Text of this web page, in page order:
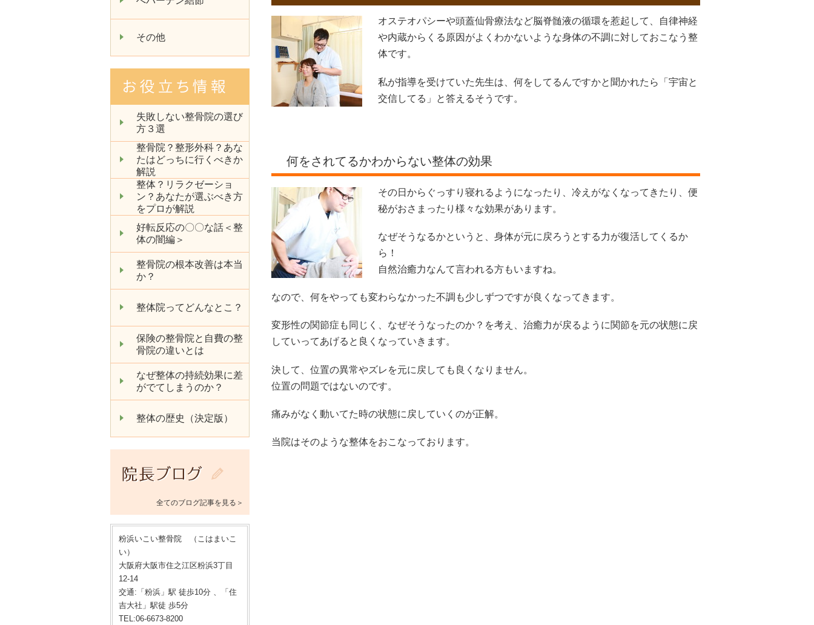
その他
失敗しない整骨院の選び
方３選
整骨院？整形外科？あな
たはどっちに行くべきか
解説
整体？リラクゼーショ
ン？あなたが選ぶべき方
をプロが解説
好転反応の〇〇な話＜整
体の闇編＞
整骨院の根本改善は本当
か？
整体院ってどんなとこ？
保険の整骨院と自費の整
骨院の違いとは
なぜ整体の持続効果に差
がでてしまうのか？
整体の歴史（決定版）
全てのブログ記事を見る＞
粉浜いこい整骨院 （こはまいこ
い）
大阪府大阪市住之江区粉浜3丁目
12-14
交通:「粉浜」駅 徒歩10分 、「住
吉大社」駅徒 歩5分
TEL:06-6673-8200
オステオパシーや頭蓋仙骨療法など脳脊髄液の循環を惹起して、自律神経
や内蔵からくる原因がよくわかないような身体の不調に対しておこなう整
体です。
私が指導を受けていた先生は、何をしてるんですかと聞かれたら「宇宙と
交信してる」と答えるそうです。
何をされてるかわからない整体の効果
その日からぐっすり寝れるようになったり、冷えがなくなってきたり、便
秘がおさまったり様々な効果があります。
なぜそうなるかというと、身体が元に戻ろうとする力が復活してくるか
ら！
自然治癒力なんて言われる方もいますね。
なので、何をやっても変わらなかった不調も少しずつですが良くなってきます。
変形性の関節症も同じく、なぜそうなったのか？を考え、治癒力が戻るように関節を元の状態に戻
していってあげると良くなっていきます。
決して、位置の異常やズレを元に戻しても良くなりません。
位置の問題ではないのです。
痛みがなく動いてた時の状態に戻していくのが正解。
当院はそのような整体をおこなっております。